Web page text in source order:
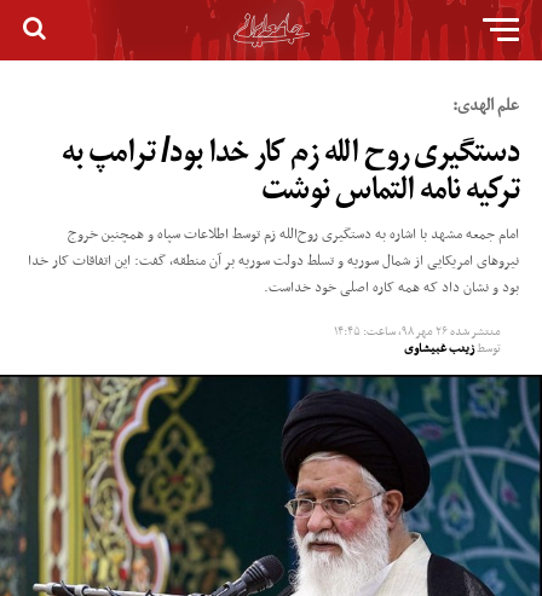
علم الهدی:
دستگیری روح الله زم کار خدا بود/ ترامپ به
ترکیه نامه التماس نوشت
امام جمعه مشهد با اشاره به دستگیری روح‌الله زم توسط اطلاعات سپاه و همچنین خروج
نیرو‌های امریکایی از شمال سوریه و تسلط دولت سوریه بر آن منطقه، گفت: این اتفاقات کار خدا
بود و نشان داد که همه کاره اصلی خود خداست.
منتشر شده۲۶ مهر ۹۸, ساعت: ۱۴:۴۵
توسطزینب غبیشاوی